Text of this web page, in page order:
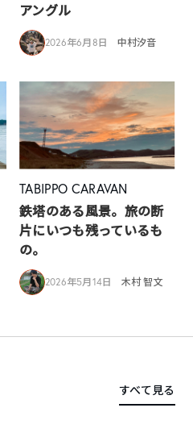
アングル
2026年6月8日 中村汐音
TABIPPO CARAVAN
鉄塔のある風景。旅の断
片にいつも残っているも
の。
2026年5月14日 木村 智文
すべて見る